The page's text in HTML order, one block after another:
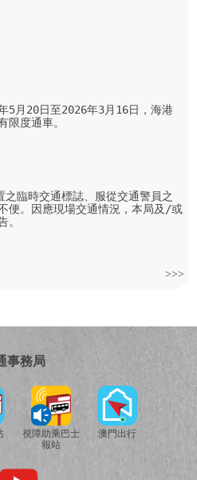
5月20日至2026年3月16日，海港
限度通車。
臨時交通標誌、服從交通警員之
便。因應現場交通情況，本局及/或
。
>>>
事務局
視障助乘巴士
報站
澳門出行